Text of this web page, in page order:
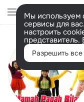
Мы используем
сервисы для
настроить
представитель.
Разрешить все